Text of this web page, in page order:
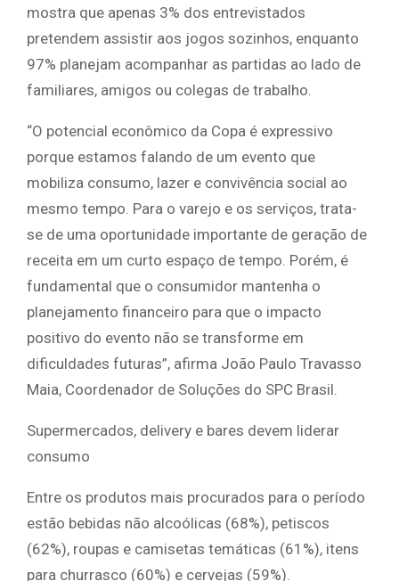
mostra que apenas 3% dos entrevistados
pretendem assistir aos jogos sozinhos, enquanto
97% planejam acompanhar as partidas ao lado de
familiares, amigos ou colegas de trabalho.
“O potencial econômico da Copa é expressivo
porque estamos falando de um evento que
mobiliza consumo, lazer e convivência social ao
mesmo tempo. Para o varejo e os serviços, trata-
se de uma oportunidade importante de geração de
receita em um curto espaço de tempo. Porém, é
fundamental que o consumidor mantenha o
planejamento financeiro para que o impacto
positivo do evento não se transforme em
dificuldades futuras”, afirma João Paulo Travasso
Maia, Coordenador de Soluções do SPC Brasil.
Supermercados, delivery e bares devem liderar
consumo
Entre os produtos mais procurados para o período
estão bebidas não alcoólicas (68%), petiscos
(62%), roupas e camisetas temáticas (61%), itens
para churrasco (60%) e cervejas (59%).